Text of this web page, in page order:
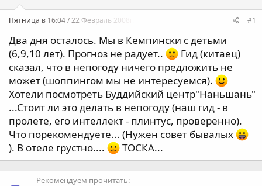
м
ы
ч
а
л
а
Пятница в 16:04 / 22 Февраль 2008г. #1
Два дня осталось. Мы в Кемпински с детьми
(6,9,10 лет). Прогноз не радует..
Гид (китаец)
сказал, что в непогоду ничего предложить не
может (шоппингом мы не интересуемся).
Хотели посмотреть Буддийский центр"Наньшань"
...Стоит ли это делать в непогоду (наш гид - в
пролете, его интеллект - плинтус, проверенно).
Что порекомендуете... (Нужен совет бывалых
). В отеле грустно....
ТОСКА...
Рекомендуем прочитать: